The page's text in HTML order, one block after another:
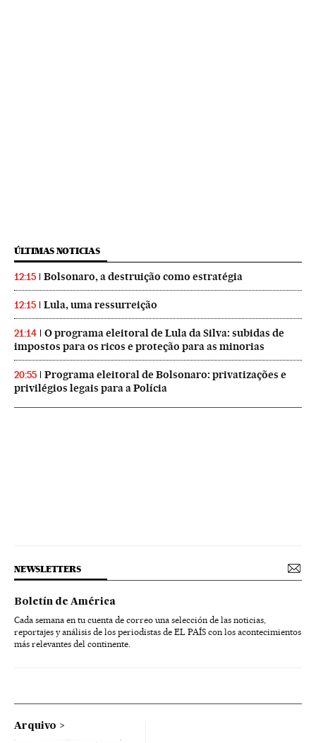
ÚLTIMAS NOTICIAS
12:15 Bolsonaro, a destruição como estratégia
12:15 Lula, uma ressurreição
21:14
O programa eleitoral de Lula da Silva: subidas de
impostos para os ricos e proteção para as minorias
20:55
Programa eleitoral de Bolsonaro: privatizações e
privilégios legais para a Polícia
NEWSLETTERS
Boletín de América
Cada semana en tu cuenta de correo una selección de las noticias,
reportajes y análisis de los periodistas de EL PAÍS con los acontecimientos
más relevantes del continente.
Arquivo